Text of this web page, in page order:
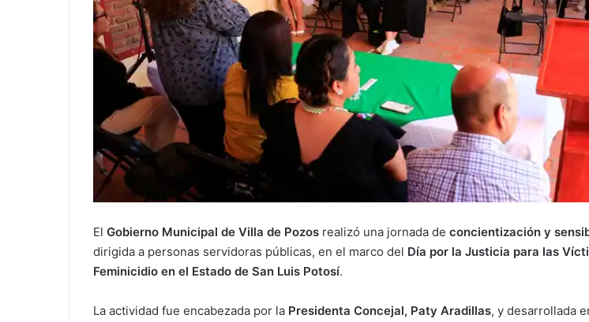
El Gobierno Municipal de Villa de Pozos realizó una jornada de concientización y
dirigida a personas servidoras públicas, en el marco del Día por la Justicia para las
Feminicidio en el Estado de San Luis Potosí.
La actividad fue encabezada por la Presidenta Concejal, Paty Aradillas, y desarrollada